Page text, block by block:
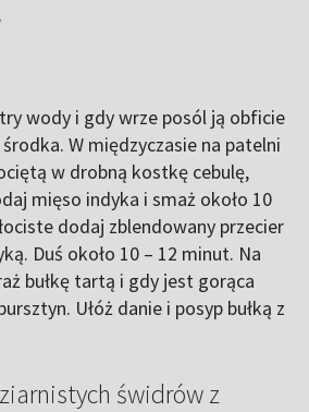
wody i gdy wrze posól ją obficie
W międzyczasie na patelni
w drobną kostkę cebulę,
mięso indyka i smaż około 10
dodaj zblendowany przecier
Duś około 10 – 12 minut. Na
bułkę tartą i gdy jest gorąca
Ułóż danie i posyp bułką z
świdrów z